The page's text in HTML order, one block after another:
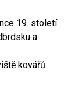
19. století
a
kovářů